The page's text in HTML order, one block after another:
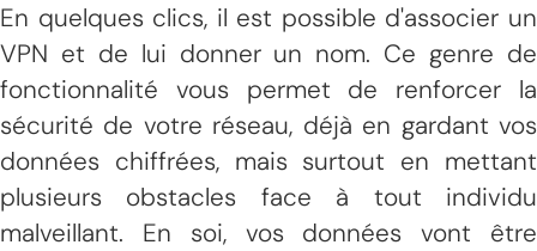
En quelques clics, il est possible d'associer un
VPN et de lui donner un nom. Ce genre de
fonctionnalité vous permet de renforcer la
sécurité de votre réseau, déjà en gardant vos
données chiffrées, mais surtout en mettant
plusieurs obstacles face à tout individu
malveillant. En soi, vos données vont être